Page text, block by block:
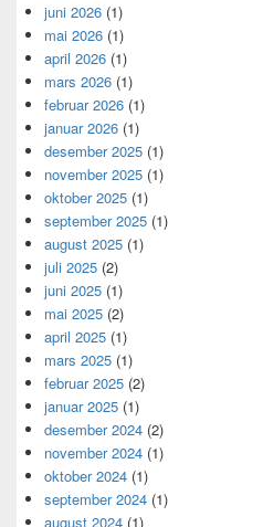
juni 2026 (1)
mai 2026 (1)
april 2026 (1)
mars 2026 (1)
februar 2026 (1)
januar 2026 (1)
desember 2025 (1)
november 2025 (1)
oktober 2025 (1)
september 2025 (1)
august 2025 (1)
juli 2025 (2)
juni 2025 (1)
mai 2025 (2)
april 2025 (1)
mars 2025 (1)
februar 2025 (2)
januar 2025 (1)
desember 2024 (2)
november 2024 (1)
oktober 2024 (1)
september 2024 (1)
august 2024 (1)